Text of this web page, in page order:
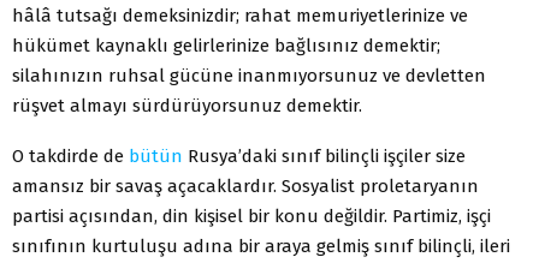
hâlâ tutsağı demeksinizdir; rahat memuriyetlerinize ve
hükümet kaynaklı gelirlerinize bağlısınız demektir;
silahınızın ruhsal gücüne inanmıyorsunuz ve devletten
rüşvet almayı sürdürüyorsunuz demektir.
O takdirde de bütün Rusya’daki sınıf bilinçli işçiler size
amansız bir savaş açacaklardır. Sosyalist proletaryanın
partisi açısından, din kişisel bir konu değildir. Partimiz, işçi
sınıfının kurtuluşu adına bir araya gelmiş sınıf bilinçli, ileri